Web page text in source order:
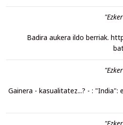
Badira aukera ildo berriak.
Gainera - kasualitatez...? - :